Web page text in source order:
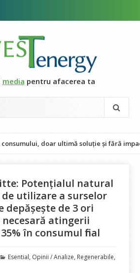
media pentru afacerea ta
doar ultimă soluție și fără impact asupra
Potențialul natural
de utilizare a surselor
depășește de 3 ori
atingerii
în consumul final
Categorii
Esential, Opinii / Analize, Regenerabile,